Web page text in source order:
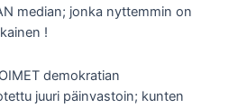
median; jonka nyttemmin on
!
demokratian
juuri päinvastoin; kunten